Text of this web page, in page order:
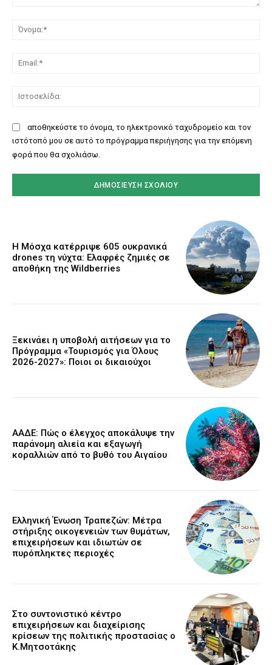
αποθηκεύστε το όνομα, το ηλεκτρονικό ταχυδρομείο και τον
ιστότοπό μου σε αυτό το πρόγραμμα περιήγησης για την επόμενη
φορά που θα σχολιάσω.
Η Μόσχα κατέρριψε 605 ουκρανικά
drones τη νύχτα: Ελαφρές ζημιές σε
αποθήκη της Wildberries
Ξεκινάει η υποβολή αιτήσεων για το
Πρόγραμμα «Τουρισμός για Όλους
2026-2027»: Ποιοι οι δικαιούχοι
ΑΑΔΕ: Πώς ο έλεγχος αποκάλυψε την
παράνομη αλιεία και εξαγωγή
κοραλλιών από το βυθό του Αιγαίου
Ελληνική Ένωση Τραπεζών: Μέτρα
στήριξης οικογενειών των θυμάτων,
επιχειρήσεων και ιδιωτών σε
πυρόπληκτες περιοχές
Στο συντονιστικό κέντρο
επιχειρήσεων και διαχείρισης
κρίσεων της πολιτικής προστασίας ο
Κ.Μητσοτάκης